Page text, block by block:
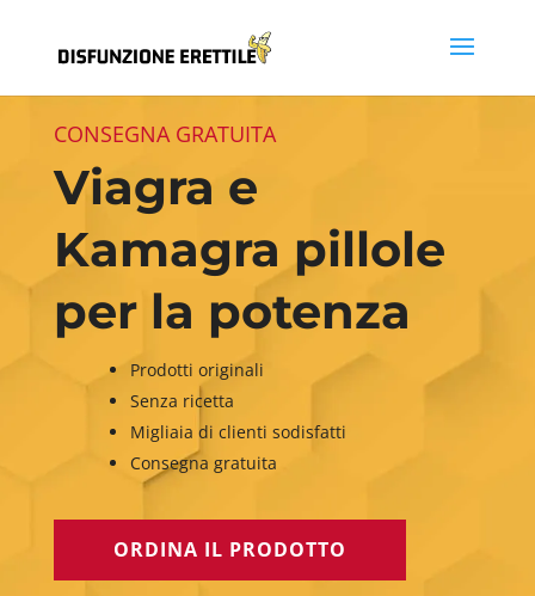
CONSEGNA GRATUITA
Viagra e
Kamagra pillole
per la potenza
Prodotti originali
Senza ricetta
Migliaia di clienti sodisfatti
Consegna gratuita
ORDINA IL PRODOTTO